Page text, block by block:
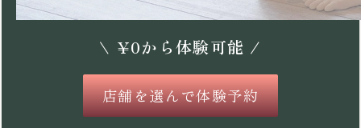
\ ¥0から体験可能 /
店舗を選んで体験予約